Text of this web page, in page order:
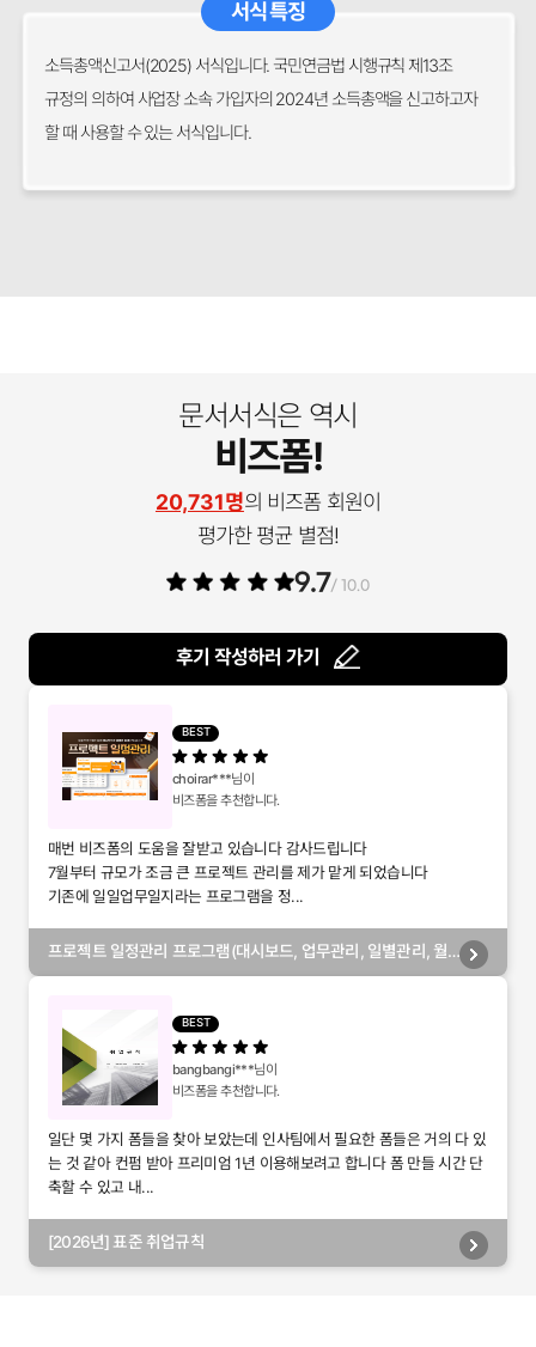
서식 특징
소득총액신고서(2025) 서식입니다. 국민연금법 시행규칙 제13조
규정의 의하여 사업장 소속 가입자의 2024년 소득총액을 신고하고자
할 때 사용할 수 있는 서식입니다.
문서서식은 역시
비즈폼!
20,731명의 비즈폼 회원이
평가한 평균 별점!
9.7/ 10.0
후기 작성하러 가기
BEST
choirar***님이
비즈폼을 추천합니다.
매번 비즈폼의 도움을 잘받고 있습니다 감사드립니다
7월부터 규모가 조금 큰 프로젝트 관리를 제가 맡게 되었습니다
기존에 일일업무일지라는 프로그램을 정...
프로젝트 일정관리 프로그램(대시보드, 업무관리, 일별관리, 월
BEST
bangbangi***님이
비즈폼을 추천합니다.
일단 몇 가지 폼들을 찾아 보았는데 인사팀에서 필요한 폼들은 거의 다 있
는 것 같아 컨펌 받아 프리미엄 1년 이용해보려고 합니다 폼 만들 시간 단
축할 수 있고 내...
[2026년] 표준 취업규칙